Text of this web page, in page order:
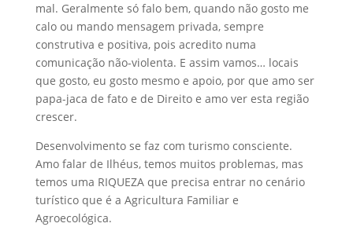
mal. Geralmente só falo bem, quando não gosto me
calo ou mando mensagem privada, sempre
construtiva e positiva, pois acredito numa
comunicação não-violenta. E assim vamos… locais
que gosto, eu gosto mesmo e apoio, por que amo ser
papa-jaca de fato e de Direito e amo ver esta região
crescer.
Desenvolvimento se faz com turismo consciente.
Amo falar de Ilhéus, temos muitos problemas, mas
temos uma RIQUEZA que precisa entrar no cenário
turístico que é a Agricultura Familiar e
Agroecológica.